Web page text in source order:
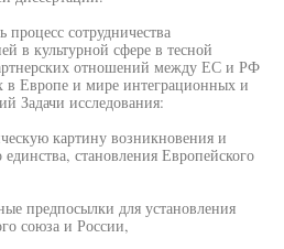
процесс сотрудничества
в культурной сфере в тесной
отношений между ЕС и РФ
в Европе и мире интеграционных и
Задачи исследования:
картину возникновения и
становления Европейского
предпосылки для установления
союза и России,